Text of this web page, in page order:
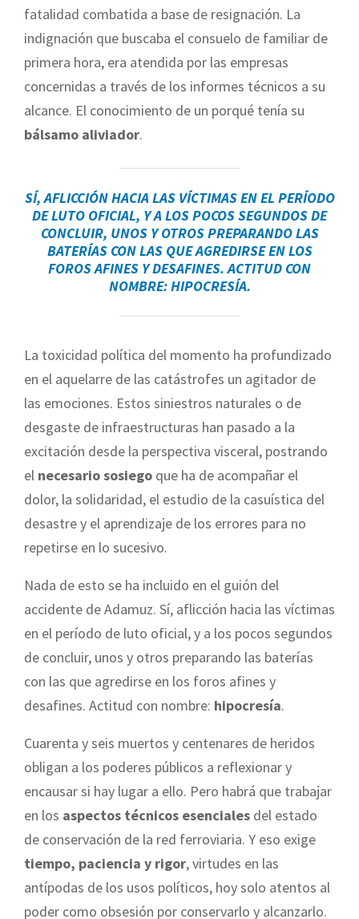
fatalidad combatida a base de resignación. La
indignación que buscaba el consuelo de familiar de
primera hora, era atendida por las empresas
concernidas a través de los informes técnicos a su
alcance. El conocimiento de un porqué tenía su
bálsamo aliviador.
SÍ, AFLICCIÓN HACIA LAS VÍCTIMAS EN EL PERÍODO
DE LUTO OFICIAL, Y A LOS POCOS SEGUNDOS DE
CONCLUIR, UNOS Y OTROS PREPARANDO LAS
BATERÍAS CON LAS QUE AGREDIRSE EN LOS
FOROS AFINES Y DESAFINES. ACTITUD CON
NOMBRE:HIPOCRESÍA.
La toxicidad política del momento ha profundizado
en el aquelarre de las catástrofes un agitador de
las emociones. Estos siniestros naturales o de
desgaste de infraestructuras han pasado a la
excitación desde la perspectiva visceral, postrando
el necesario sosiego que ha de acompañar el
dolor, la solidaridad, el estudio de la casuística del
desastre y el aprendizaje de los errores para no
repetirse en lo sucesivo.
Nada de esto se ha incluido en el guión del
accidente de Adamuz. Sí, aflicción hacia las víctimas
en el período de luto oficial, y a los pocos segundos
de concluir, unos y otros preparando las baterías
con las que agredirse en los foros afines y
desafines. Actitud con nombre: hipocresía.
Cuarenta y seis muertos y centenares de heridos
obligan a los poderes públicos a reflexionar y
encausar si hay lugar a ello. Pero habrá que trabajar
en los aspectos técnicos esenciales del estado
de conservación de la red ferroviaria. Y eso exige
tiempo, paciencia y rigor, virtudes en las
antípodas de los usos políticos, hoy solo atentos al
poder como obsesión por conservarlo y alcanzarlo.